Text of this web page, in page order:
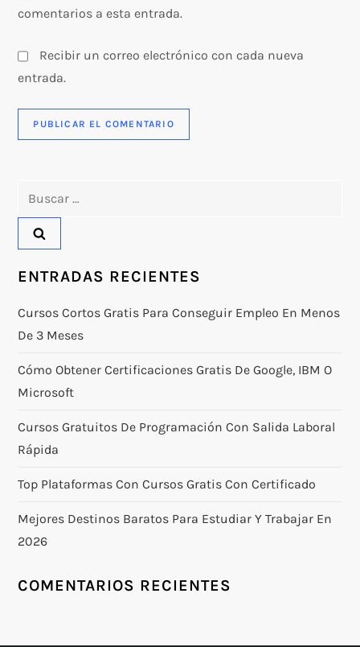
comentarios a esta entrada.
Recibir un correo electrónico con cada nueva
entrada.
ENTRADAS RECIENTES
Cursos Cortos Gratis Para Conseguir Empleo En Menos
De 3 Meses
Cómo Obtener Certificaciones Gratis De Google, IBM O
Microsoft
Cursos Gratuitos De Programación Con Salida Laboral
Rápida
Top Plataformas Con Cursos Gratis Con Certificado
Mejores Destinos Baratos Para Estudiar Y Trabajar En
2026
COMENTARIOS RECIENTES